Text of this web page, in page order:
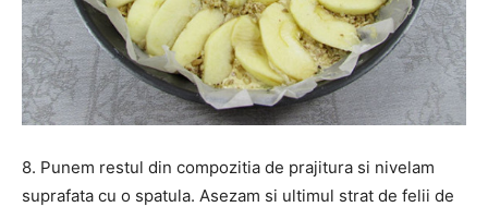
8. Punem restul din compozitia de prajitura si nivelam
suprafata cu o spatula. Asezam si ultimul strat de felii de